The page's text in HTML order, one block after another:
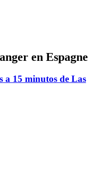
en Espagne
a 15 minutos de Las